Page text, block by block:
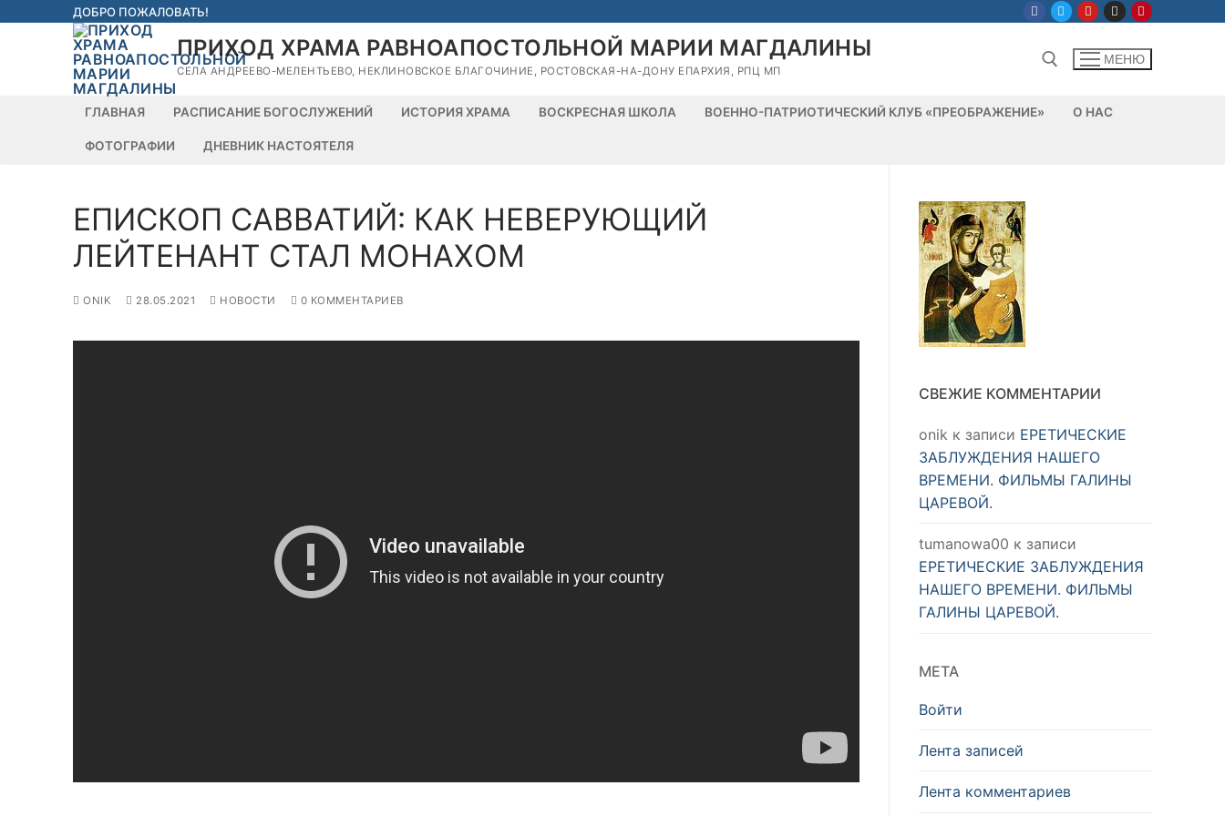
содержимому
ДОБРО ПОЖАЛОВАТЬ!
ПРИХОД ХРАМА РАВНОАПОСТОЛЬНОЙ МАРИИ МАГДАЛИНЫ
СЕЛА АНДРЕЕВО-МЕЛЕНТЬЕВО, НЕКЛИНОВСКОЕ БЛАГОЧИНИЕ, РОСТОВСКАЯ-НА-ДОНУ ЕПАРХИЯ, РПЦ МП
МЕНЮ
ГЛАВНАЯ РАСПИСАНИЕ БОГОСЛУЖЕНИЙ ИСТОРИЯ ХРАМА ВОСКРЕСНАЯ ШКОЛА ВОЕННО-ПАТРИОТИЧЕСКИЙ КЛУБ «ПРЕОБРАЖЕНИЕ» О НАС
ФОТОГРАФИИ ДНЕВНИК НАСТОЯТЕЛЯ
ЕПИСКОП САВВАТИЙ: КАК НЕВЕРУЮЩИЙ
ЛЕЙТЕНАНТ СТАЛ МОНАХОМ
ONIK 28.05.2021 НОВОСТИ 0 КОММЕНТАРИЕВ
СВЕЖИЕ КОММЕНТАРИИ
onik к записи ЕРЕТИЧЕСКИЕ
ЗАБЛУЖДЕНИЯ НАШЕГО
ВРЕМЕНИ. ФИЛЬМЫ ГАЛИНЫ
ЦАРЕВОЙ.
tumanowa00 к записи
ЕРЕТИЧЕСКИЕ ЗАБЛУЖДЕНИЯ
НАШЕГО ВРЕМЕНИ. ФИЛЬМЫ
ГАЛИНЫ ЦАРЕВОЙ.
МЕТА
Войти
Лента записей
Лента комментариев